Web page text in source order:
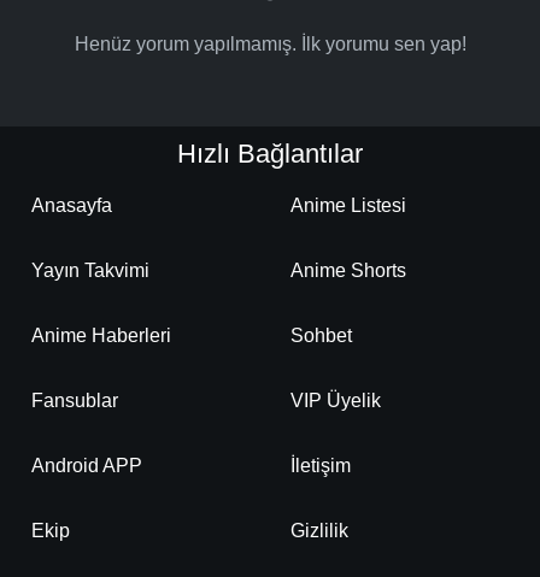
Henüz yorum yapılmamış. İlk yorumu sen yap!
Hızlı Bağlantılar
Anasayfa Anime Listesi
Yayın Takvimi Anime Shorts
Anime Haberleri Sohbet
Fansublar VIP Üyelik
Android APP İletişim
Ekip Gizlilik